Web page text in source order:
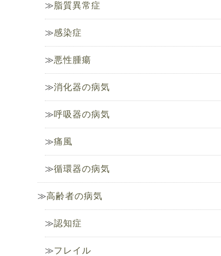
脂質異常症
感染症
悪性腫瘍
消化器の病気
呼吸器の病気
痛風
循環器の病気
高齢者の病気
認知症
フレイル